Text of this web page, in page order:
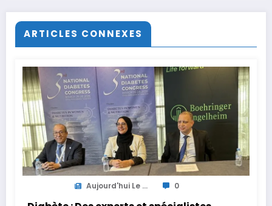
ARTICLES CONNEXES
Aujourd'hui Le ... 0